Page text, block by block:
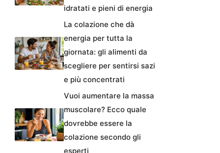
idratati e pieni di energia
La colazione che dà
energia per tutta la
giornata: gli alimenti da
scegliere per sentirsi sazi
e più concentrati
Vuoi aumentare la massa
muscolare? Ecco quale
dovrebbe essere la
colazione secondo gli
esperti